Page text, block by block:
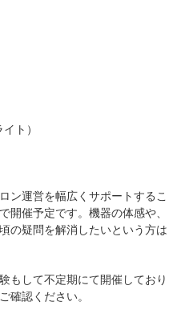
ト）
ン運営を幅広くサポートするこ
開催予定です。機器の体感や、
の疑問を解消したいという方は
もして不定期にて開催しており
確認ください。